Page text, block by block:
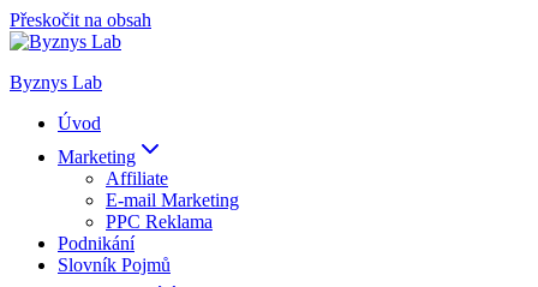
Přeskočit na obsah
Byznys Lab
Úvod
Marketing
Affiliate
E-mail Marketing
PPC Reklama
Podnikání
Slovník Pojmů